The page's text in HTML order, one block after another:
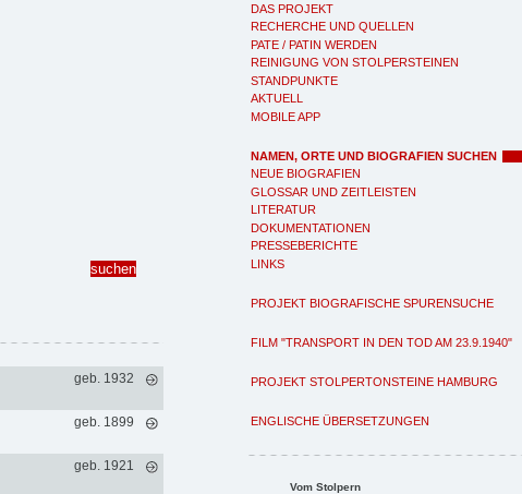
DAS PROJEKT
RECHERCHE UND QUELLEN
PATE / PATIN WERDEN
REINIGUNG VON STOLPERSTEINEN
STANDPUNKTE
AKTUELL
MOBILE APP
NAMEN, ORTE UND BIOGRAFIEN SUCHEN
NEUE BIOGRAFIEN
GLOSSAR UND ZEITLEISTEN
LITERATUR
DOKUMENTATIONEN
PRESSEBERICHTE
LINKS
PROJEKT BIOGRAFISCHE SPURENSUCHE
FILM "TRANSPORT IN DEN TOD AM 23.9.1940"
PROJEKT STOLPERTONSTEINE HAMBURG
ENGLISCHE ÜBERSETZUNGEN
Vom Stolpern
geb. 1932
geb. 1899
geb. 1921